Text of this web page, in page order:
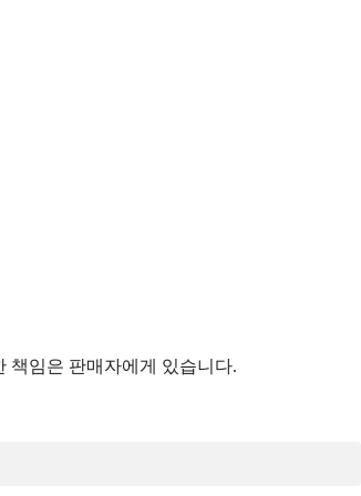
책임은 판매자에게 있습니다.